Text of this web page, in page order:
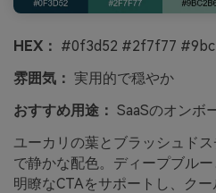
HEX： #0f3d52 #2f7f77
雰囲気： 実用的で穏やか
おすすめ用途： SaaSのオンボ
ユーカリの葉とブラッシュド
で静かな配色。ディープブル
明瞭なCTAをサポートし、ク